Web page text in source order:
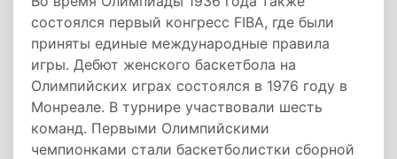
состоялся первый конгресс FIBA, где были
приняты единые международные правила
игры. Дебют женского баскетбола на
Олимпийских играх состоялся в 1976 году в
Монреале. В турнире участвовали шесть
команд. Первыми Олимпийскими
чемпионками стали баскетболистки сборной